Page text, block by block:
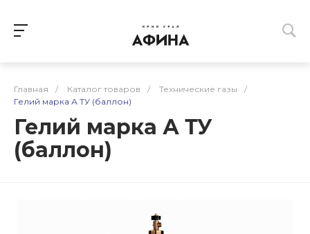
Главная / Каталог товаров / Технические газы
/
Гелий марка А ТУ (баллон)
Гелий марка А ТУ
(баллон)